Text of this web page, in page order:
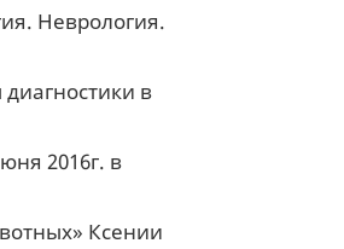
Неврология.
в
2016г. в
Ксении